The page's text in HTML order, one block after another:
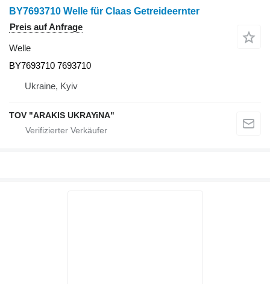
BY7693710 Welle für Claas Getreideernter
Preis auf Anfrage
Welle
BY7693710 7693710
Ukraine, Kyiv
TOV "ARAKIS UKRAYiNA"